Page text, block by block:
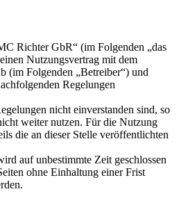
Richter GbR“ (im Folgenden „das
Nutzungsvertrag mit dem
(im Folgenden „Betreiber“) und
Regelungen
nicht einverstanden sind, so
weiter nutzen. Für die Nutzung
die an dieser Stelle veröffentlichten
auf unbestimmte Zeit geschlossen
ohne Einhaltung einer Frist